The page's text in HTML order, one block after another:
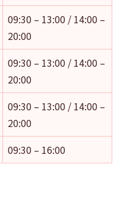
09:30 – 13:00 / 14:00 –
20:00
09:30 – 13:00 / 14:00 –
20:00
09:30 – 13:00 / 14:00 –
20:00
09:30 – 16:00